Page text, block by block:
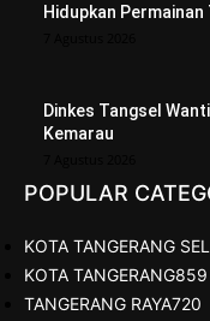
Hidupkan
Dinkes Tangsel
Kemarau
POPULAR
KOTA TANGERANG
KOTA TANGERANG859
TANGERANG RAYA720